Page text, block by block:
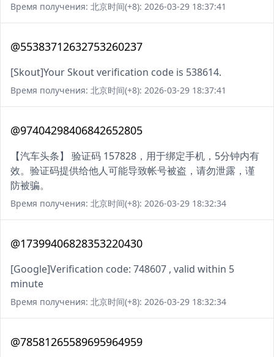
Время получения: 北京时间(+8): 2026-03-29 18:37:41
@55383712632753260237
[Skout]Your Skout verification code is 538614.
Время получения: 北京时间(+8): 2026-03-29 18:37:41
@97404298406842652805
【汽车头条】 验证码 157828，用于绑定手机，5分钟内有
效。验证码提供给他人可能导致帐号被盗，请勿泄露，谨
防被骗。
Время получения: 北京时间(+8): 2026-03-29 18:32:34
@17399406828353220430
[Google]Verification code: 748607 , valid within 5
minute
Время получения: 北京时间(+8): 2026-03-29 18:32:34
@78581265589695964959